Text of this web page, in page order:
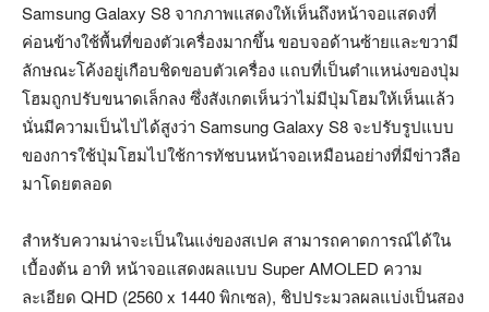
Samsung Galaxy S8 จากภาพแสดงให้เห็นถึงหน้าจอแสดงที่
ค่อนข้างใช้พื้นที่ของตัวเครื่องมากขึ้น ขอบจอด้านซ้ายและขวามี
ลักษณะโค้งอยู่เกือบชิดขอบตัวเครื่อง แถบที่เป็นตำแหน่งของปุ่ม
โฮมถูกปรับขนาดเล็กลง ซึ่งสังเกตเห็นว่าไม่มีปุ่มโฮมให้เห็นแล้ว
นั่นมีความเป็นไปได้สูงว่า Samsung Galaxy S8 จะปรับรูปแบบ
ของการใช้ปุ่มโฮมไปใช้การทัชบนหน้าจอเหมือนอย่างที่มีข่าวลือ
มาโดยตลอด
สำหรับความน่าจะเป็นในแง่ของสเปค สามารถคาดการณ์ได้ใน
เบื้องต้น อาทิ หน้าจอแสดงผลแบบ Super AMOLED ความ
ละเอียด QHD (2560 x 1440 พิกเซล), ชิปประมวลผลแบ่งเป็นสอง